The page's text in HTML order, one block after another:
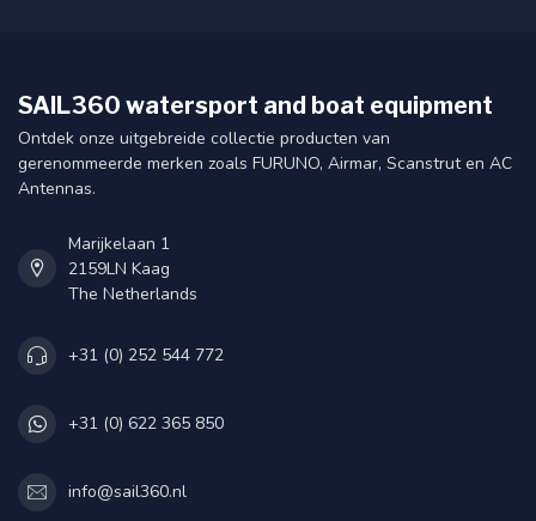
SAIL360 watersport and boat equipment
Ontdek onze uitgebreide collectie producten van
gerenommeerde merken zoals FURUNO, Airmar, Scanstrut en AC
Antennas.
Marijkelaan 1
2159LN Kaag
The Netherlands
+31 (0) 252 544 772
+31 (0) 622 365 850
info@sail360.nl